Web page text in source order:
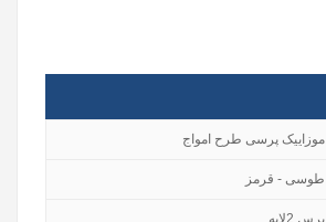
موزاییک پرسی طرح امواج
طوسی - قرمز
پرس 2لایه